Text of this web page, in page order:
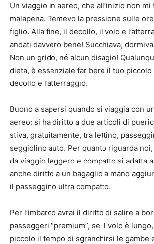
Un viaggio in aereo, che all’inizio non
malapena. Temevo la pressione sulle
figlio. Alla fine, il decollo, il volo e
andati davvero bene! Succhiava,
Non un grido, né alcun disagio!
dieta, è essenziale far bere il tuo piccolo
decollo e l’atterraggio.
Buono a sapersi quando si viaggia con
aereo: si ha diritto a due articoli di
stiva, gratuitamente, tra lettino,
seggiolino auto. Per quanto riguarda
da viaggio leggero e compatto si adatta
anche diritto a un bagaglio a mano
il passeggino ultra compatto.
Per l’imbarco avrai il diritto di salire a
passeggeri “premium”, se il volo è
piccolo il tempo di sgranchirsi le gambe